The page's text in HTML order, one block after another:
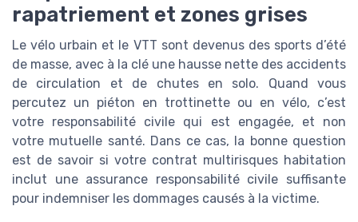
rapatriement et zones grises
Le vélo urbain et le VTT sont devenus des sports d’été
de masse, avec à la clé une hausse nette des accidents
de circulation et de chutes en solo. Quand vous
percutez un piéton en trottinette ou en vélo, c’est
votre responsabilité civile qui est engagée, et non
votre mutuelle santé. Dans ce cas, la bonne question
est de savoir si votre contrat multirisques habitation
inclut une assurance responsabilité civile suffisante
pour indemniser les dommages causés à la victime.